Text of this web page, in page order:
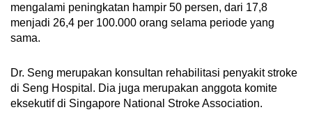
mengalami peningkatan hampir 50 persen, dari 17,8
menjadi 26,4 per 100.000 orang selama periode yang
sama.
Dr. Seng merupakan konsultan rehabilitasi penyakit stroke
di Seng Hospital. Dia juga merupakan anggota komite
eksekutif di Singapore National Stroke Association.